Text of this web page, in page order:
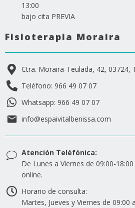
13:00
bajo cita PREVIA
Fisioterapia Moraira
Ctra. Moraira-Teulada, 42, 03724,
Teléfono: 966 49 07 07
Whatsapp: 966 49 07 07
info@espaivitalbenissa.com
Atención Teléfónica:
De Lunes a Viernes de 09:00-
online.
Horario de consulta:
Martes, Jueves y Viernes de 09:00